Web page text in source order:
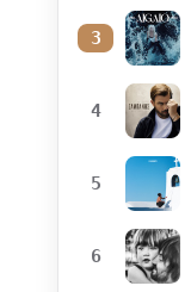
3
4
5
6